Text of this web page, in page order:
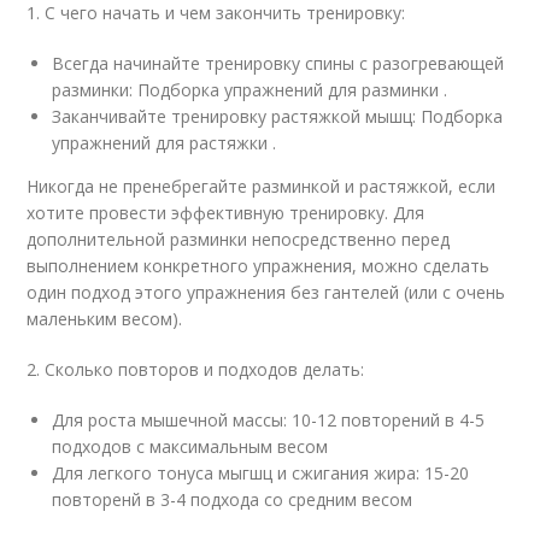
1. С чего начать и чем закончить тренировку:
Всегда начинайте тренировку спины с разогревающей
разминки: Подборка упражнений для разминки .
Заканчивайте тренировку растяжкой мышц: Подборка
упражнений для растяжки .
Никогда не пренебрегайте разминкой и растяжкой, если
хотите провести эффективную тренировку. Для
дополнительной разминки непосредственно перед
выполнением конкретного упражнения, можно сделать
один подход этого упражнения без гантелей (или с очень
маленьким весом).
2. Сколько повторов и подходов делать:
Для роста мышечной массы: 10-12 повторений в 4-5
подходов с максимальным весом
Для легкого тонуса мыгшц и сжигания жира: 15-20
повторенй в 3-4 подхода со средним весом